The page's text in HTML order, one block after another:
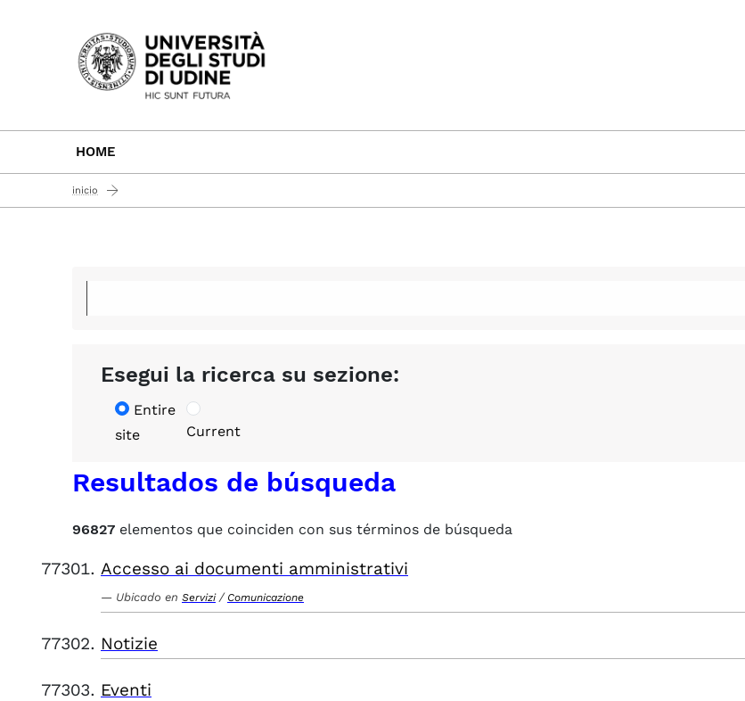
Passa al contenuto principale
HOME
inicio
Esegui la ricerca su sezione:
Entire
site
Current
Resultados de búsqueda
96827 elementos que coinciden con sus términos de búsqueda
Accesso ai documenti amministrativi
Ubicado en Servizi / Comunicazione
Notizie
Eventi